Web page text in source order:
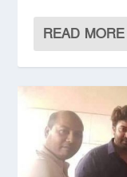
READ MORE